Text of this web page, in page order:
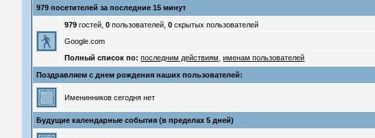
979 посетителей за последние 15 минут
979 гостей,0 пользователей,0 скрытых пользователей
Google.com
Полный список по: последним действиям ,именам пользователей
Поздравляем с днем рождения наших пользователей:
Именинников сегодня нет
Будущие календарные события (в пределах 5 дней)